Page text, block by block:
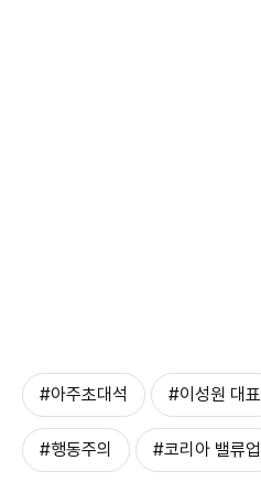
#아주초대석 #이성원 대표
#행동주의 #코리아 밸류업